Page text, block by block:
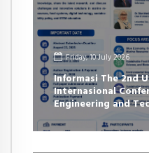
Friday, 10 July 2026
Informasi The 2nd
Internasional
Engineering and